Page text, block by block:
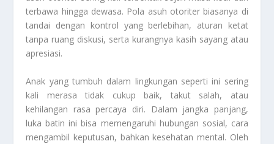
terbawa hingga dewasa. Pola asuh otoriter biasanya di
tandai dengan kontrol yang berlebihan, aturan ketat
tanpa ruang diskusi, serta kurangnya kasih sayang atau
apresiasi.
Anak yang tumbuh dalam lingkungan seperti ini sering
kali merasa tidak cukup baik, takut salah, atau
kehilangan rasa percaya diri. Dalam jangka panjang,
luka batin ini bisa memengaruhi hubungan sosial, cara
mengambil keputusan, bahkan kesehatan mental. Oleh